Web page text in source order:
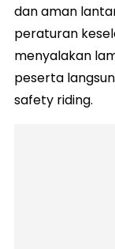
dan aman
peraturan
menyalakan
peserta
safety riding.